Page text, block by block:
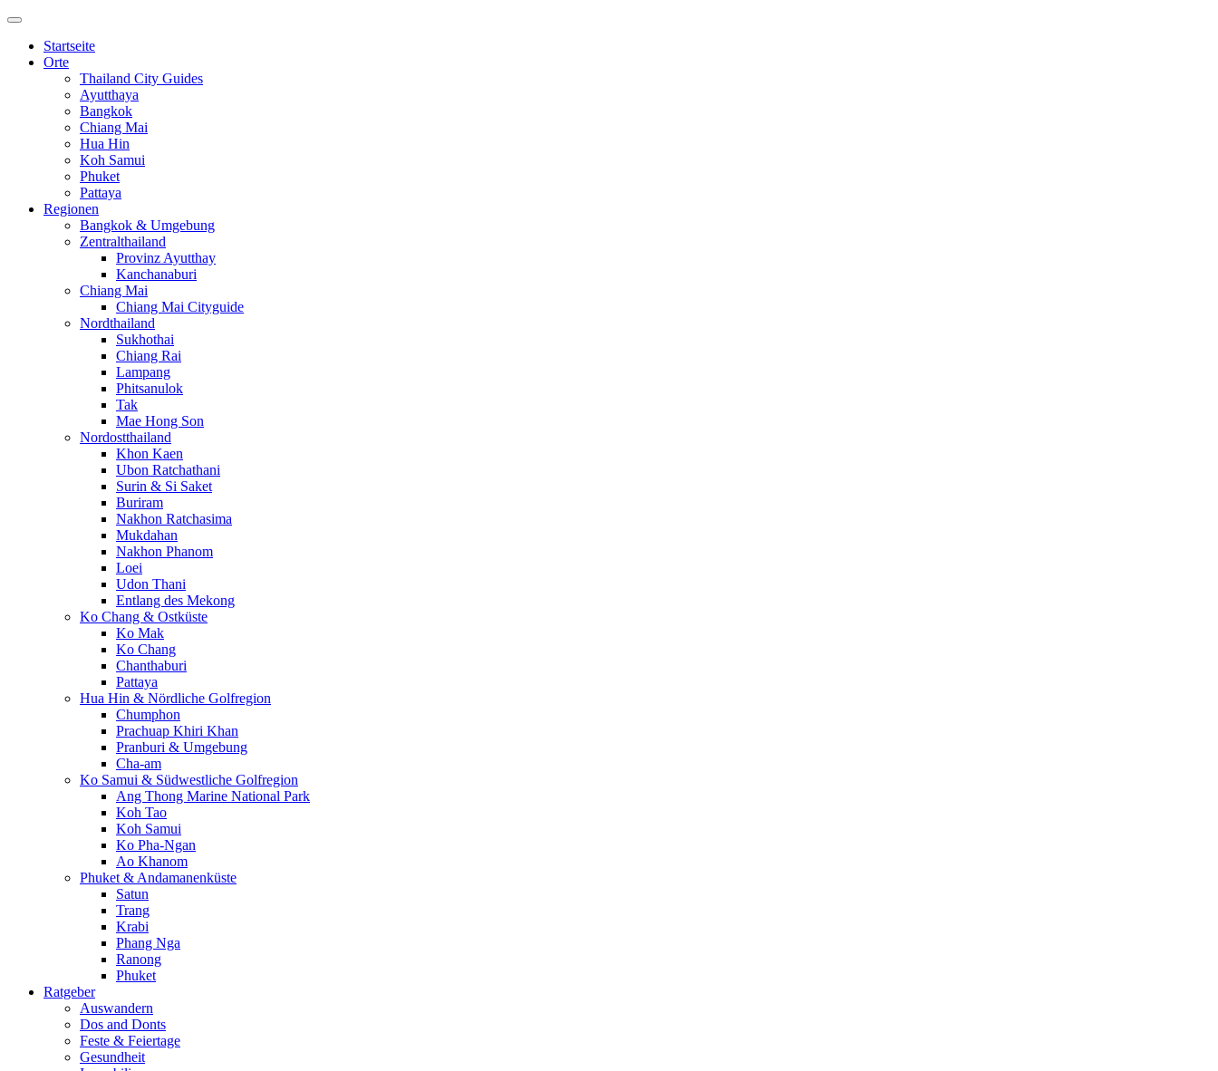
Startseite
Orte
Thailand City Guides
Ayutthaya
Bangkok
Chiang Mai
Hua Hin
Koh Samui
Phuket
Pattaya
Regionen
Bangkok & Umgebung
Zentralthailand
Provinz Ayutthay
Kanchanaburi
Chiang Mai
Chiang Mai Cityguide
Nordthailand
Sukhothai
Chiang Rai
Lampang
Phitsanulok
Tak
Mae Hong Son
Nordostthailand
Khon Kaen
Ubon Ratchathani
Surin & Si Saket
Buriram
Nakhon Ratchasima
Mukdahan
Nakhon Phanom
Loei
Udon Thani
Entlang des Mekong
Ko Chang & Ostküste
Ko Mak
Ko Chang
Chanthaburi
Pattaya
Hua Hin & Nördliche Golfregion
Chumphon
Prachuap Khiri Khan
Pranburi & Umgebung
Cha-am
Ko Samui & Südwestliche Golfregion
Ang Thong Marine National Park
Koh Tao
Koh Samui
Ko Pha-Ngan
Ao Khanom
Phuket & Andamanenküste
Satun
Trang
Krabi
Phang Nga
Ranong
Phuket
Ratgeber
Auswandern
Dos and Donts
Feste & Feiertage
Gesundheit